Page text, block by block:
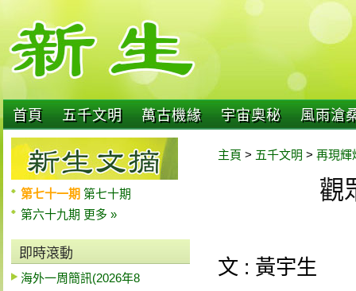
首頁 五千文明 萬古機緣 宇宙奧秘 風雨滄
第七十一期 第七十期
第六十九期 更多 »
即時滾動
海外一周簡訊(2026年8
主頁 > 五千文明 > 再現輝
觀
文 : 黃宇生